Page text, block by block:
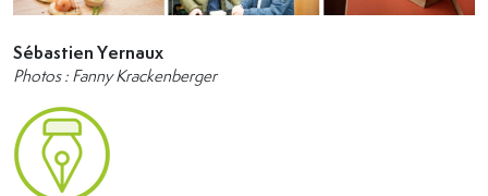
Sébastien Yernaux
Photos : Fanny Krackenberger